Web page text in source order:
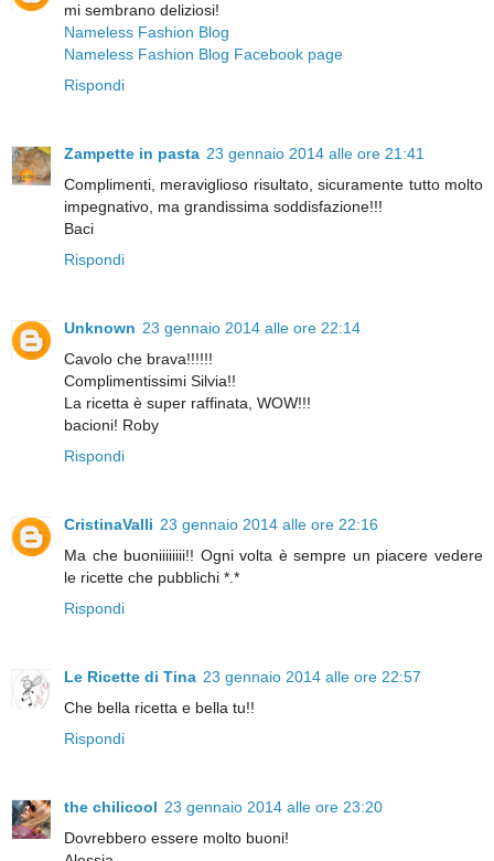
mi sembrano deliziosi!
Nameless Fashion Blog
Nameless Fashion Blog Facebook page
Rispondi
Zampette in pasta 23 gennaio 2014 alle ore 21:41
Complimenti, meraviglioso risultato, sicuramente tutto molto
impegnativo, ma grandissima soddisfazione!!!
Baci
Rispondi
Unknown 23 gennaio 2014 alle ore 22:14
Cavolo che brava!!!!!!
Complimentissimi Silvia!!
La ricetta è super raffinata, WOW!!!
bacioni! Roby
Rispondi
CristinaValli 23 gennaio 2014 alle ore 22:16
Ma che buoniiiiiiii!! Ogni volta è sempre un piacere vedere
le ricette che pubblichi *.*
Rispondi
Le Ricette di Tina 23 gennaio 2014 alle ore 22:57
Che bella ricetta e bella tu!!
Rispondi
the chilicool 23 gennaio 2014 alle ore 23:20
Dovrebbero essere molto buoni!